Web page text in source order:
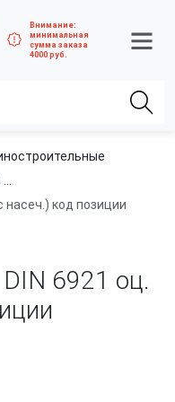
Внимание:
минимальная
сумма заказа
4000 руб.
6921 оц.